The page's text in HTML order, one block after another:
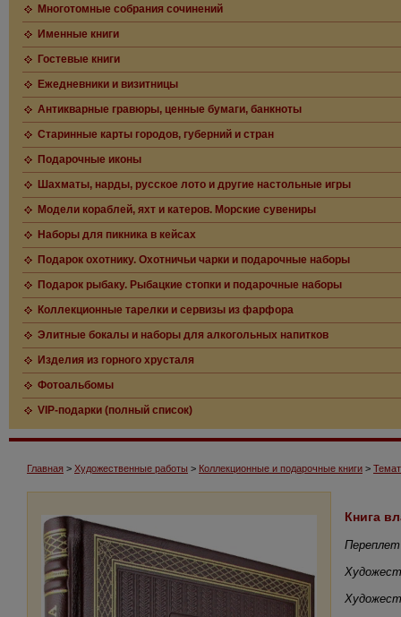
Многотомные собрания сочинений
Именные книги
Гостевые книги
Ежедневники и визитницы
Антикварные гравюры, ценные бумаги, банкноты
Старинные карты городов, губерний и стран
Подарочные иконы
Шахматы, нарды, русское лото и другие настольные игры
Модели кораблей, яхт и катеров. Морские сувениры
Наборы для пикника в кейсах
Подарок охотнику. Охотничьи чарки и подарочные наборы
Подарок рыбаку. Рыбацкие стопки и подарочные наборы
Коллекционные тарелки и сервизы из фарфора
Элитные бокалы и наборы для алкогольных напитков
Изделия из горного хрусталя
Фотоальбомы
VIP-подарки (полный список)
Главная > Художественные работы > Коллекционные и подарочные книги >
Книга